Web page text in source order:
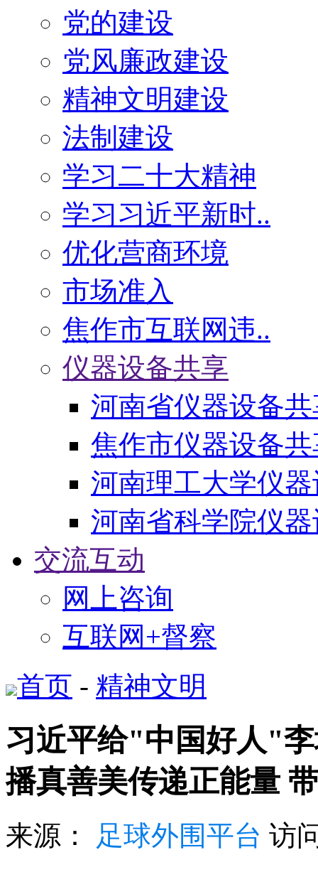
党的建设
党风廉政建设
精神文明建设
法制建设
学习二十大精神
学习习近平新时..
优化营商环境
市场准入
焦作市互联网违..
仪器设备共享
河南省仪器设备
焦作市仪器设备
河南理工大学仪
河南省科学院仪
交流互动
网上咨询
互联网+督察
首页 - 精神文明
习近平给"中国好人"
播真善美传递正能量
来源： 足球外围平台 访